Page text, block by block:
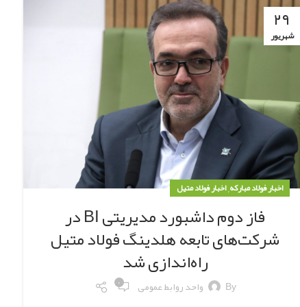
۲۹
شهریور
اخبار فولاد مبارکه,اخبار فولاد متیل
فاز دوم داشبورد مدیریتی BI در
شرکت‌های تابعه هلدینگ فولاد متیل
راه‌اندازی شد
By واحد روابط عمومی ۰